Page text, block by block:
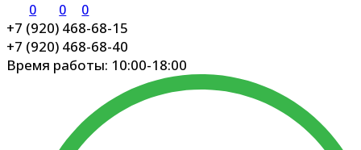
0 0 0
+7 (920) 468-68-15
+7 (920) 468-68-40
Время работы: 10:00-18:00